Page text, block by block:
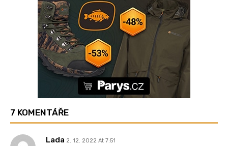
7 KOMENTÁŘE
Lada 2. 12. 2022 At 7:51